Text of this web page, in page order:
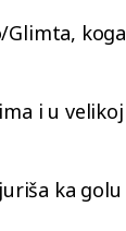
koga
i u velikoj
ka golu